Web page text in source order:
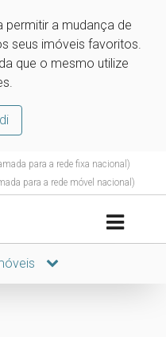
permitir a mudança de
seus imóveis favoritos.
que o mesmo utilize
para a rede fixa nacional)
para a rede móvel nacional)